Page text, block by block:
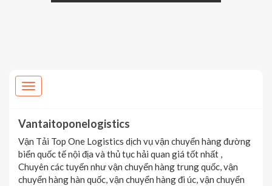
Vantaitoponelogistics
Vận Tải Top One Logistics dịch vụ vận chuyển hàng đường
biển quốc tế nội địa và thủ tục hải quan giá tốt nhất ,
Chuyên các tuyến như vận chuyển hàng trung quốc, vận
chuyển hàng hàn quốc, vận chuyển hàng đi úc, vận chuyển